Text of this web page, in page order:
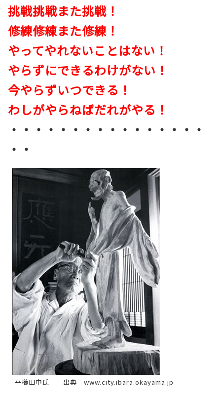
挑戦挑戦また挑戦！
修練修練また修練！
やってやれないことはない！
やらずにできるわけがない！
今やらずいつできる！
わしがやらねばだれがやる！
・・・・・・・・・・・・・・・・
・・
平櫛田中氏 出典 www.city.ibara.okayama.jp